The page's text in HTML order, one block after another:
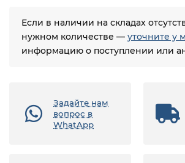
Если в наличии на складах
нужном количестве — уточните у
информацию о поступлении или
Задайте нам
вопрос в
WhatApp